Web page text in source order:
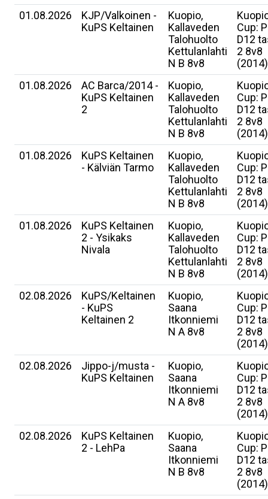
01.08.2026
KJP/Valkoinen -
KuPS Keltainen
Kuopio,
Kallaveden
Talohuolto
Kettulanlahti
N B 8v8
Cup:
D12
2 8v8
(2014)
01.08.2026
AC Barca/2014 -
KuPS Keltainen
2
Kuopio,
Kallaveden
Talohuolto
Kettulanlahti
N B 8v8
Cup:
D12
2 8v8
(2014)
01.08.2026
KuPS Keltainen
- Kälviän Tarmo
Kuopio,
Kallaveden
Talohuolto
Kettulanlahti
N B 8v8
Cup:
D12
2 8v8
(2014)
01.08.2026
KuPS Keltainen
2 - Ysikaks
Nivala
Kuopio,
Kallaveden
Talohuolto
Kettulanlahti
N B 8v8
Cup:
D12
2 8v8
(2014)
02.08.2026
KuPS/Keltainen
- KuPS
Keltainen 2
Kuopio,
Saana
Itkonniemi
N A 8v8
Cup:
D12
2 8v8
(2014)
02.08.2026
Jippo-j/musta -
KuPS Keltainen
Kuopio,
Saana
Itkonniemi
N A 8v8
Cup:
D12
2 8v8
(2014)
02.08.2026
KuPS Keltainen
2 - LehPa
Kuopio,
Saana
Itkonniemi
N B 8v8
Cup:
D12
2 8v8
(2014)